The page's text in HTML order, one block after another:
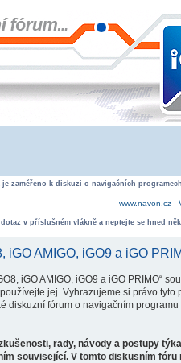
zaměřeno k diskuzi o navigačních
www.navon.cz -
v příslušném vlákně a neptejte se hned
AMIGO, iGO9 a iGO
iGO AMIGO, iGO9 a iGO
jej. Vyhrazujeme si právo
fórum o navigačním programu
rady, návody a postupy
související. V tomto diskusním